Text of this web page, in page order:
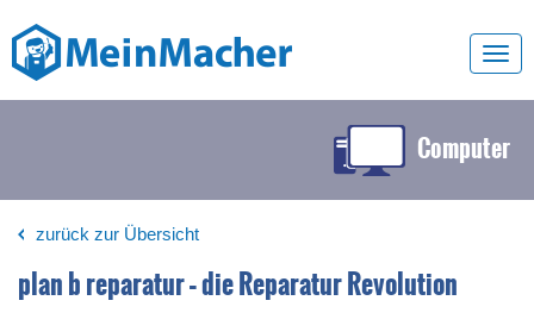
Computer
zurück zur Übersicht
plan b reparatur – die Reparatur Revolution